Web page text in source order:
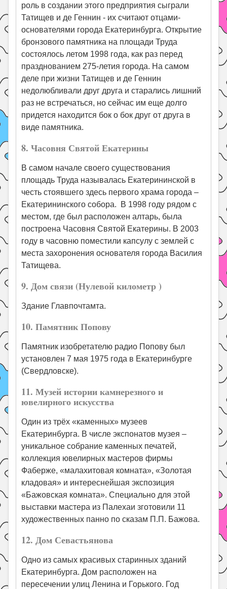
роль в создании этого предприятия сыграли
Татищев и де Геннин - их считают отцами-
основателями города Екатеринбурга. Открытие
бронзового памятника на площади Труда
состоялось летом 1998 года, как раз перед
празднованием 275-летия города. На самом
деле при жизни Татищев и де Геннин
недолюбливали друг друга и старались лишний
раз не встречаться, но сейчас им еще долго
придется находится бок о бок друг от друга в
виде памятника.
8. Часовня Святой Екатерины
В самом начале своего существования
площадь Труда называлась Екатерининской в
честь стоявшего здесь первого храма города –
Екатерининского собора. В 1998 году рядом с
местом, где был расположен алтарь, была
построена Часовня Святой Екатерины. В 2003
году в часовню поместили капсулу с землей с
места захоронения основателя города Василия
Татищева.
9. Дом связи (Нулевой километр )
Здание Главпочтамта.
10. Памятник Попову
Памятник изобретателю радио Попову был
установлен 7 мая 1975 года в Екатеринбурге
(Свердловске).
11. Музей истории камнерезного и
ювелирного искусства
Один из трёх «каменных» музеев
Екатеринбурга. В числе экспонатов музея –
уникальное собрание каменных печатей,
коллекция ювелирных мастеров фирмы
Фаберже, «малахитовая комната», «Золотая
кладовая» и интереснейшая экспозиция
«Бажовская комната». Специально для этой
выставки мастера из Палехаи зготовили 11
художественных панно по сказам П.П. Бажова.
12. Дом Севастьянова
Одно из самых красивых старинных зданий
Екатеринбурга. Дом расположен на
пересечении улиц Ленина и Горького. Год